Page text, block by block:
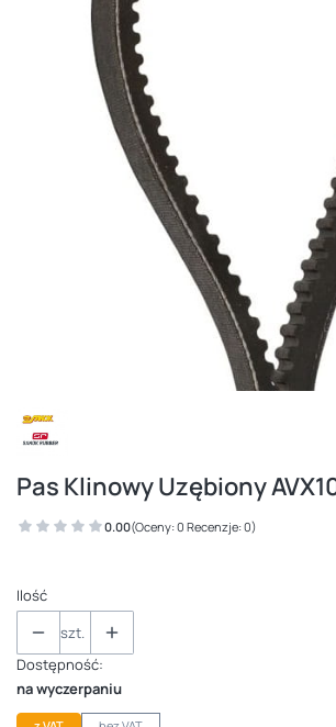
Pas Klinowy Uzębiony
0.00(Oceny: 0 Recenzje: 0)
Ilość
szt.
Dostępność:
na wyczerpaniu